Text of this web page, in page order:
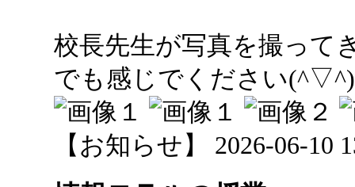
校長先生が写真を撮って
でも感じでください
【お知らせ】 2026-06-10